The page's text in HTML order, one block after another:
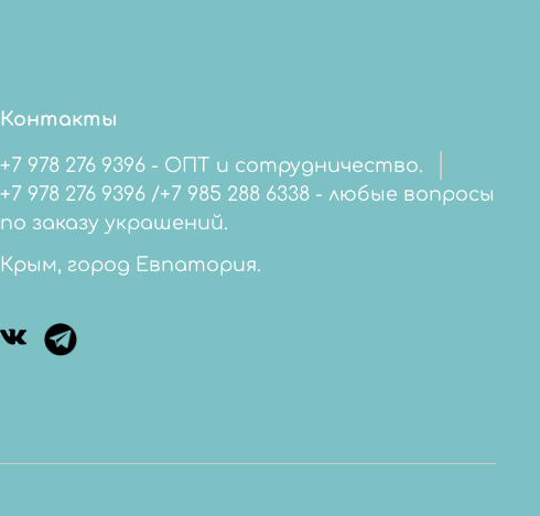
Контакты
+7 978 276 9396 - ОПТ и сотрудничество.
+7 978 276 9396 /+7 985 288 6338 - любые вопросы
по заказу украшений.
Крым, город Евпатория.